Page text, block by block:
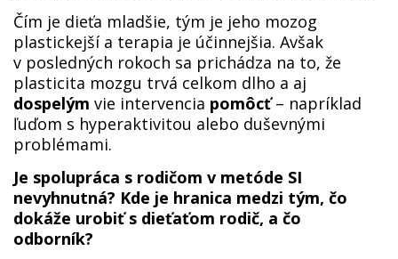
Čím je dieťa mladšie, tým je jeho mozog
plastickejší a terapia je účinnejšia. Avšak
v posledných rokoch sa prichádza na to, že
plasticita mozgu trvá celkom dlho a aj
dospelým vie intervencia pomôcť– napríklad
ľuďom s hyperaktivitou alebo duševnými
problémami.
Je spolupráca s rodičom v metóde SI
nevyhnutná? Kde je hranica medzi tým, čo
dokáže urobiť s dieťaťom rodič, a čo
odborník?